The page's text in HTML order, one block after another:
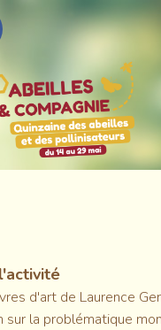
d'art de Laurence
sur la problématique